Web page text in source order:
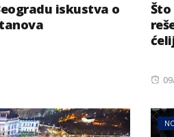
iskustva o